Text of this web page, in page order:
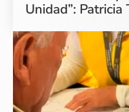
Unidad”: Patricia